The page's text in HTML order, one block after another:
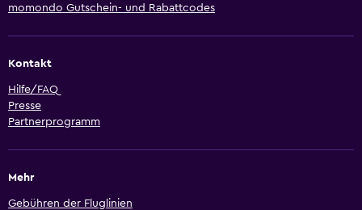
momondo Gutschein- und Rabattcodes
Kontakt
Hilfe/FAQ
Presse
Partnerprogramm
Mehr
Gebühren der Fluglinien